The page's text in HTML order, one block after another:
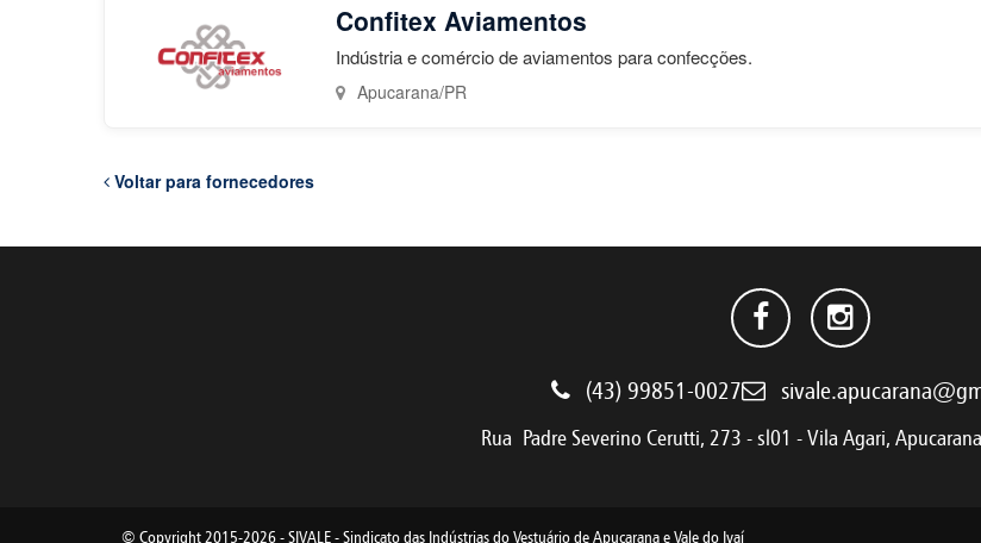
Confitex Aviamentos
Indústria e comércio de aviamentos para confecções.
Apucarana/PR
Voltar para fornecedores
(43) 99851-0027
Rua Padre Severino Cerutti, 273 - sl01 - Vila Agari,
© Copyright 2015-2026 - SIVALE - Sindicato das Indústrias do Vestuário de Apucarana e Vale do Ivaí